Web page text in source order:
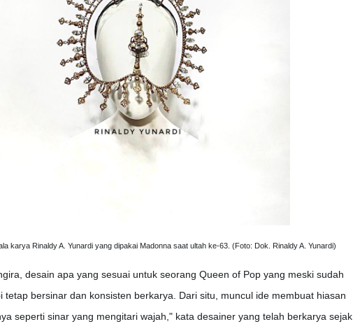
karya Rinaldy A. Yunardi yang dipakai Madonna saat ultah ke-63. (Foto: Dok. Rinaldy A. Yunardi)
desain apa yang sesuai untuk seorang Queen of Pop yang meski sudah
tetap bersinar dan konsisten berkarya. Dari situ, muncul ide membuat hiasan
seperti sinar yang mengitari wajah," kata desainer yang telah berkarya sejak